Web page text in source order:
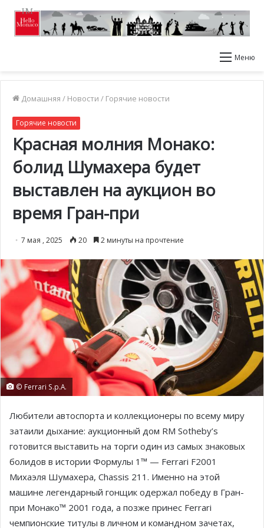
Меню
Домашняя / Новости / Горячие новости
Горячие новости
Красная молния Монако:
болид Шумахера будет
выставлен на аукцион во
время Гран-при
7 мая , 2025 20 2 минуты на прочтение
© Ferrari S.p.A.
Любители автоспорта и коллекционеры по всему миру
затаили дыхание: аукционный дом RM Sotheby’s
готовится выставить на торги один из самых знаковых
болидов в истории Формулы 1™ — Ferrari F2001
Михаэля Шумахера, Chassis 211. Именно на этой
машине легендарный гонщик одержал победу в Гран-
при Монако™ 2001 года, а позже принес Ferrari
чемпионские титулы в личном и командном зачетах,